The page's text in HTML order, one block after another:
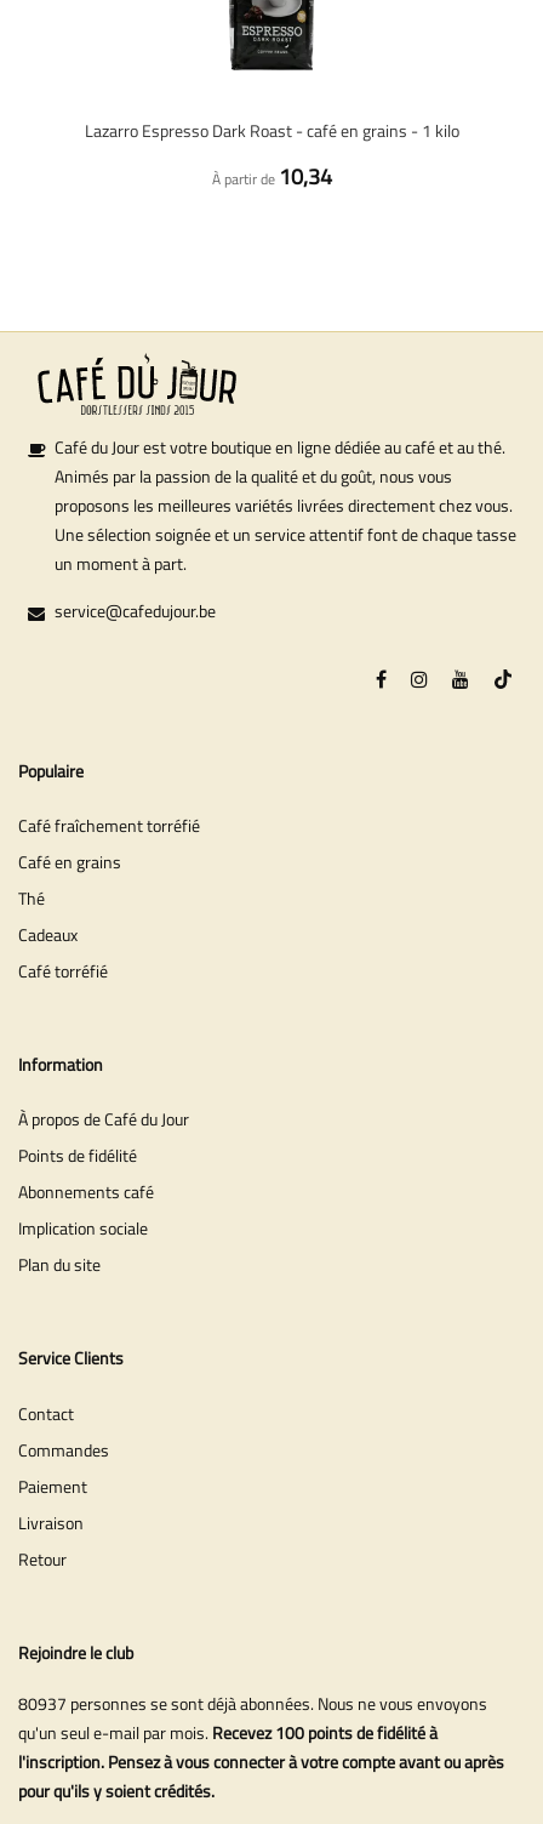
Lazarro Espresso Dark Roast - café en grains - 1 kilo
À partir de 10,34
Café du Jour est votre boutique en ligne dédiée au café et au thé.
Animés par la passion de la qualité et du goût, nous vous
proposons les meilleures variétés livrées directement chez vous.
Une sélection soignée et un service attentif font de chaque tasse
un moment à part.
service@cafedujour.be
Populaire
Café fraîchement torréfié
Café en grains
Thé
Cadeaux
Café torréfié
Information
À propos de Café du Jour
Points de fidélité
Abonnements café
Implication sociale
Plan du site
Service Clients
Contact
Commandes
Paiement
Livraison
Retour
Rejoindre le club
80937 personnes se sont déjà abonnées. Nous ne vous envoyons
qu'un seul e-mail par mois. Recevez 100 points de fidélité à
l'inscription. Pensez à vous connecter à votre compte avant ou après
pour qu'ils y soient crédités.